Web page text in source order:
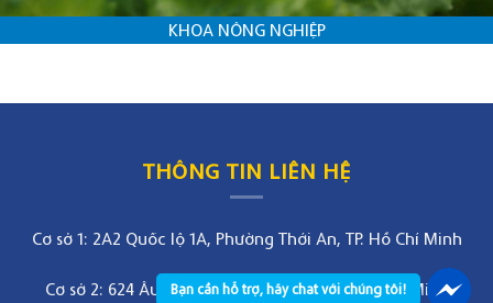
KHOA NÔNG NGHIỆP
THÔNG TIN LIÊN HỆ
Cơ sở 1: 2A2 Quốc lộ 1A, Phường Thới An, TP. Hồ Chí Minh
Cơ sở 2: 624 Âu Cơ, Phường Bảy Hiền, TP. Hồ Chí Minh
Bạn cần hỗ trợ, hãy chat với chúng tôi!